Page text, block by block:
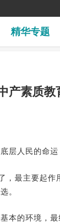
精华专题
产素质
层人民的命
，最主要起
。
本的环境，